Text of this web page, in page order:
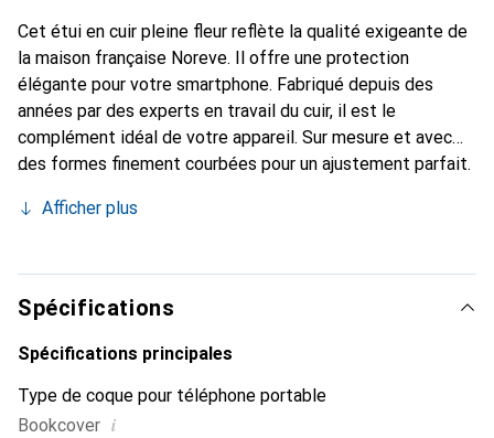
Cet étui en cuir pleine fleur reflète la qualité exigeante de
la maison française Noreve. Il offre une protection
élégante pour votre smartphone. Fabriqué depuis des
années par des experts en travail du cuir, il est le
complément idéal de votre appareil. Sur mesure et avec
des formes finement courbées pour un ajustement parfait.
smartphone. La marque Noreve est reconnue
constitue toujours un excellent choix pour le client
exigeant.
Afficher plus
Spécifications
Spécifications principales
Type de coque pour téléphone portable
Bookcover i